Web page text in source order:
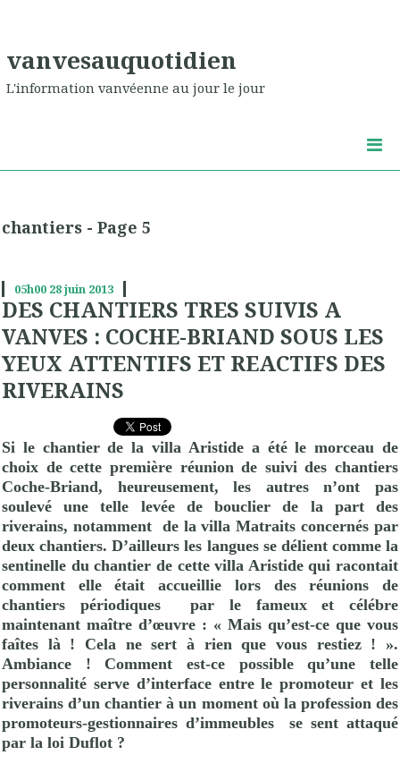
vanvesauquotidien
L'information vanvéenne au jour le jour
chantiers - Page 5
05h00 28juin 2013
DES CHANTIERS TRES SUIVIS A
VANVES : COCHE-BRIAND SOUS LES
YEUX ATTENTIFS ET REACTIFS DES
RIVERAINS
Si le chantier de la villa Aristide a été le morceau de
choix de cette première réunion de suivi des chantiers
Coche-Briand, heureusement, les autres n’ont pas
soulevé une telle levée de bouclier de la part des
riverains, notamment de la villa Matraits concernés par
deux chantiers. D’ailleurs les langues se délient comme la
sentinelle du chantier de cette villa Aristide qui racontait
comment elle était accueillie lors des réunions de
chantiers périodiques
par le fameux et célébre
maintenant maître d’œuvre : « Mais qu’est-ce que vous
faîtes là ! Cela ne sert à rien que vous restiez ! ».
Ambiance ! Comment est-ce possible qu’une telle
personnalité serve d’interface entre le promoteur et les
riverains d’un chantier à un moment où la profession des
promoteurs-gestionnaires d’immeubles
se sent attaqué
par la loi Duflot ?